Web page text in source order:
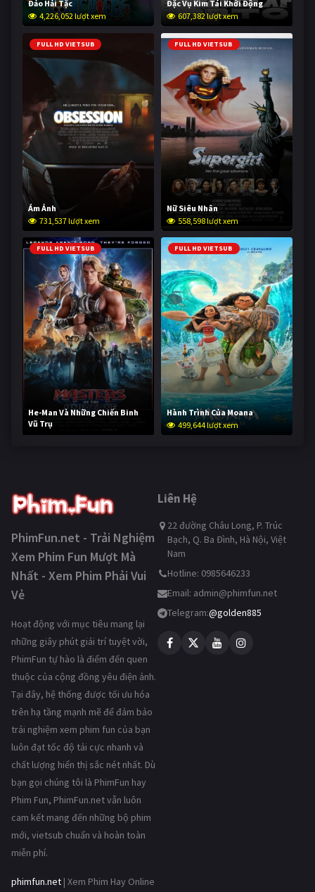
Đảo Hải Tặc
4,226,052 lượt xem
Đặc Vụ Kim Tái Khởi Động
607,382 lượt xem
FULL HD VIETSUB
Ám Ảnh
731,537 lượt xem
FULL HD VIETSUB
Nữ Siêu Nhân
558,598 lượt xem
FULL HD VIETSUB
He-Man Và Những Chiến Binh
Vũ Trụ
249,072 lượt xem
FULL HD VIETSUB
Hành Trình Của Moana
499,644 lượt xem
PhimFun.net - Trải Nghiệm
Xem Phim Fun Mượt Mà
Nhất - Xem Phim Phải Vui
Vẻ
Hoạt động với mục tiêu mang lại
những giây phút giải trí tuyệt vời,
PhimFun tự hào là điểm đến quen
thuộc của cộng đồng yêu điện ảnh.
Tại đây, hệ thống được tối ưu hóa
trên hạ tầng mạnh mẽ để đảm bảo
trải nghiệm xem phim fun của bạn
luôn đạt tốc độ tải cực nhanh và
chất lượng hiển thị sắc nét nhất. Dù
bạn gọi chúng tôi là PhimFun hay
Phim Fun, PhimFun.net vẫn luôn
cam kết mang đến những bộ phim
mới, vietsub chuẩn và hoàn toàn
miễn phí.
phimfun.net | Xem Phim Hay Online
Liên Hệ
22 đường Châu Long, P. Trúc
Bạch, Q. Ba Đình, Hà Nội, Việt
Nam
Hotline: 0985646233
Email: admin@phimfun.net
Telegram:@golden885